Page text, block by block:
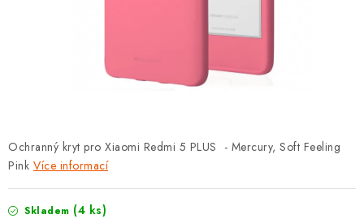
DOPRAVA A PLATBA
OCHRANA OSOBNÍCH ÚDAJŮ
Ochranný kryt pro Xiaomi Redmi 5 PLUS - Mercury, Soft Feeling
Pink Více informací
Skladem (4 ks)